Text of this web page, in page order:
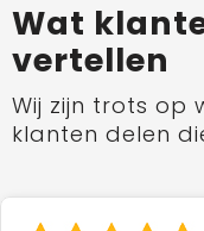
Wat
vertellen
Wij zijn trots op
klanten delen